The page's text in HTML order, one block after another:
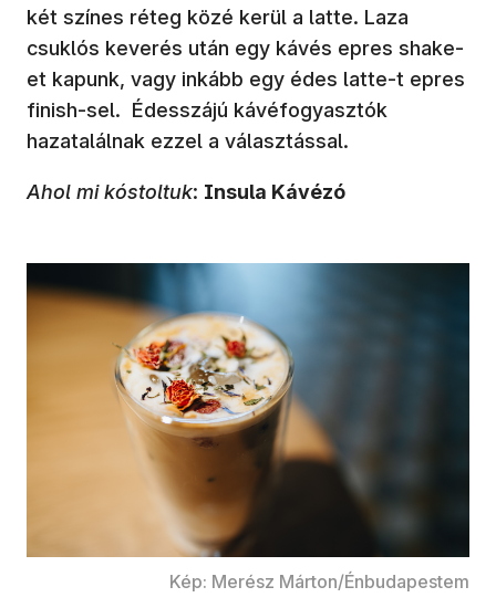
két színes réteg közé kerül a latte. Laza
csuklós keverés után egy kávés epres shake-
et kapunk, vagy inkább egy édes latte-t epres
finish-sel. Édesszájú kávéfogyasztók
hazatalálnak ezzel a választással.
Ahol mi kóstoltuk: Insula Kávézó
Kép: Merész Márton/Énbudapestem